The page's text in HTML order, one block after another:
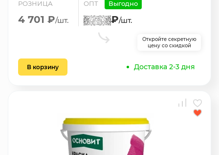
РОЗНИЦА
4 701 ₽/шт.
ОПТ Выгодно
₽/шт.
Откройте секретную
цену со скидкой
В корзину Доставка 2-3 дня